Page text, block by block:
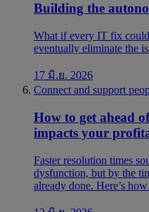
Building the
What if every IT fix
eventually eliminate the
17 มิ.ย. 2026
Connect and support
How to get ahead
impacts your
Faster resolution times
dysfunction, but by the
already done. Here’s